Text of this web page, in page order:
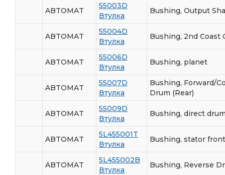
ABTOMAT
55003D
Втулка
Bushing, Output
ABTOMAT
55004D
Втулка
Bushing, 2nd Coast
ABTOMAT
55006D
Втулка
Bushing, planet
ABTOMAT
55007D
Втулка
Bushing, Forward/
Drum (Rear)
ABTOMAT
55009D
Втулка
Bushing, direct
ABTOMAT
5L455001T
Втулка
Bushing, stator front
ABTOMAT
5L455002B
Втулка
Bushing, Reverse